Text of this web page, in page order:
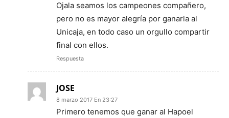
Ojala seamos los campeones compañero,
pero no es mayor alegría por ganarla al
Unicaja, en todo caso un orgullo compartir
final con ellos.
Respuesta
JOSE
8 marzo 2017 En 23:27
Primero tenemos que ganar al Hapoel